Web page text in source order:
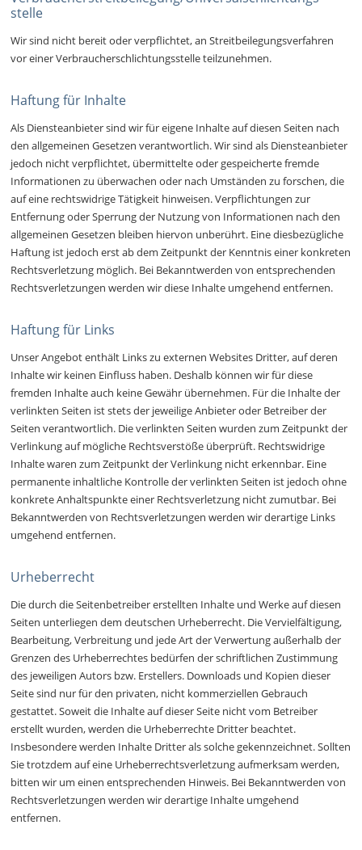
stelle
Wir sind nicht bereit oder verpflichtet, an Streitbeilegungsverfahren
vor einer Verbraucherschlichtungsstelle teilzunehmen.
Haftung für Inhalte
Als Diensteanbieter sind wir für eigene Inhalte auf diesen Seiten nach
den allgemeinen Gesetzen verantwortlich. Wir sind als Diensteanbieter
jedoch nicht verpflichtet, übermittelte oder gespeicherte fremde
Informationen zu überwachen oder nach Umständen zu forschen, die
auf eine rechtswidrige Tätigkeit hinweisen. Verpflichtungen zur
Entfernung oder Sperrung der Nutzung von Informationen nach den
allgemeinen Gesetzen bleiben hiervon unberührt. Eine diesbezügliche
Haftung ist jedoch erst ab dem Zeitpunkt der Kenntnis einer konkreten
Rechtsverletzung möglich. Bei Bekanntwerden von entsprechenden
Rechtsverletzungen werden wir diese Inhalte umgehend entfernen.
Haftung für Links
Unser Angebot enthält Links zu externen Websites Dritter, auf deren
Inhalte wir keinen Einfluss haben. Deshalb können wir für diese
fremden Inhalte auch keine Gewähr übernehmen. Für die Inhalte der
verlinkten Seiten ist stets der jeweilige Anbieter oder Betreiber der
Seiten verantwortlich. Die verlinkten Seiten wurden zum Zeitpunkt der
Verlinkung auf mögliche Rechtsverstöße überprüft. Rechtswidrige
Inhalte waren zum Zeitpunkt der Verlinkung nicht erkennbar. Eine
permanente inhaltliche Kontrolle der verlinkten Seiten ist jedoch ohne
konkrete Anhaltspunkte einer Rechtsverletzung nicht zumutbar. Bei
Bekanntwerden von Rechtsverletzungen werden wir derartige Links
umgehend entfernen.
Urheberrecht
Die durch die Seitenbetreiber erstellten Inhalte und Werke auf diesen
Seiten unterliegen dem deutschen Urheberrecht. Die Vervielfältigung,
Bearbeitung, Verbreitung und jede Art der Verwertung außerhalb der
Grenzen des Urheberrechtes bedürfen der schriftlichen Zustimmung
des jeweiligen Autors bzw. Erstellers. Downloads und Kopien dieser
Seite sind nur für den privaten, nicht kommerziellen Gebrauch
gestattet. Soweit die Inhalte auf dieser Seite nicht vom Betreiber
erstellt wurden, werden die Urheberrechte Dritter beachtet.
Insbesondere werden Inhalte Dritter als solche gekennzeichnet. Sollten
Sie trotzdem auf eine Urheberrechtsverletzung aufmerksam werden,
bitten wir um einen entsprechenden Hinweis. Bei Bekanntwerden von
Rechtsverletzungen werden wir derartige Inhalte umgehend
entfernen.